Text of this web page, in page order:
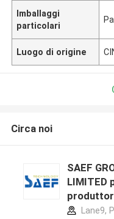
Imballaggi
particolari
Luogo di origine
Circa noi
SAEF
LIMITED
Lane9,